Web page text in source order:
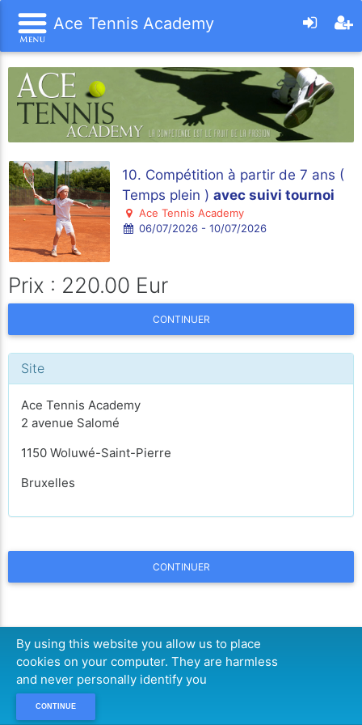
Ace Tennis Academy
10. Compétition à partir de 7 ans (
Temps plein ) avec suivi tournoi
Ace Tennis Academy
06/07/2026 - 10/07/2026
Prix : 220.00 Eur
CONTINUER
Site
Ace Tennis Academy
2 avenue Salomé
1150 Woluwé-Saint-Pierre
Bruxelles
CONTINUER
By using this website you allow us to place
cookies on your computer. They are harmless
and never personally identify you
CONTINUE